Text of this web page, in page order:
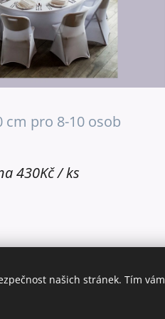
pro 8-10 osob
430Kč / ks
našich stránek. Tím vám